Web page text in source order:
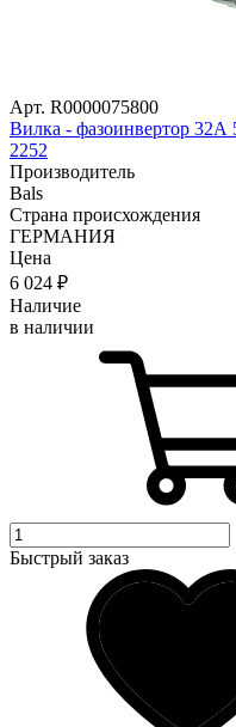
Арт. R0000075800
Вилка - фазоинвертор
2252
Производитель
Bals
Страна происхождения
ГЕРМАНИЯ
Цена
6 024 ₽
Наличие
в наличии
Быстрый заказ